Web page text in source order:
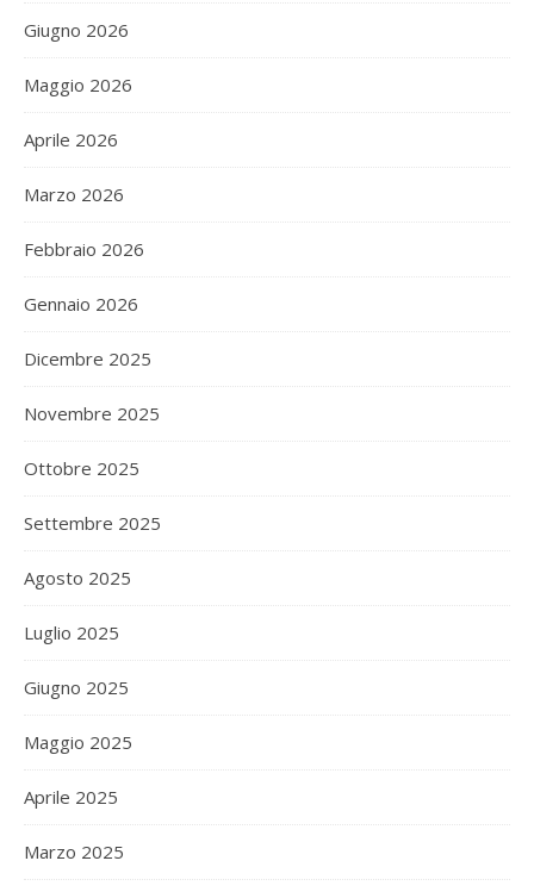
Giugno 2026
Maggio 2026
Aprile 2026
Marzo 2026
Febbraio 2026
Gennaio 2026
Dicembre 2025
Novembre 2025
Ottobre 2025
Settembre 2025
Agosto 2025
Luglio 2025
Giugno 2025
Maggio 2025
Aprile 2025
Marzo 2025